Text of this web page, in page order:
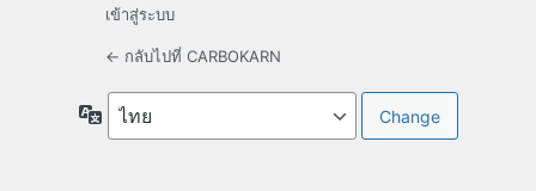
เข้าสู่ระบบ
← กลับไปที่ CARBOKARN
ภาษา